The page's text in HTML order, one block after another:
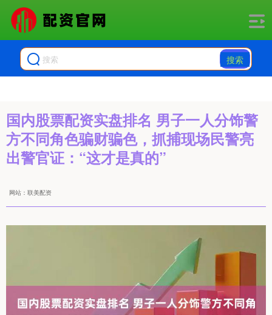
搜索
国内股票配资实盘排名 男子一人分饰警
方不同角色骗财骗色，抓捕现场民警亮
出警官证：“这才是真的”
网站：联美配资